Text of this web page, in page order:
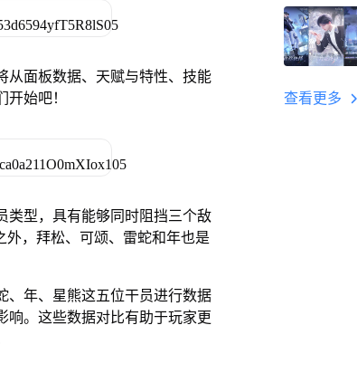
面板数据、天赋与特性、技能
始吧！
类型，具有能够同时阻挡三个敌
外，拜松、可颂、雷蛇和年也是
、年、星熊这五位干员进行数据
响。这些数据对比有助于玩家更
查看更多